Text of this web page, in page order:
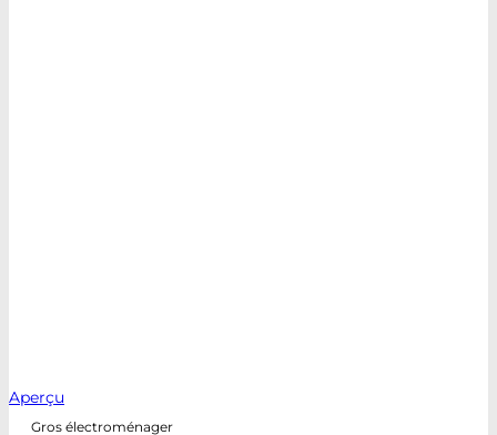
Aperçu
Gros électroménager